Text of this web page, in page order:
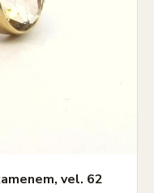
vel. 62